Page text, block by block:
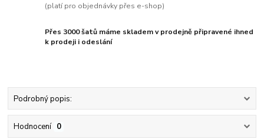
(platí pro objednávky přes e-shop)
Přes 3000 šatů máme skladem v prodejně připravené ihned
k prodeji i odeslání
Podrobný popis:
Hodnocení 0